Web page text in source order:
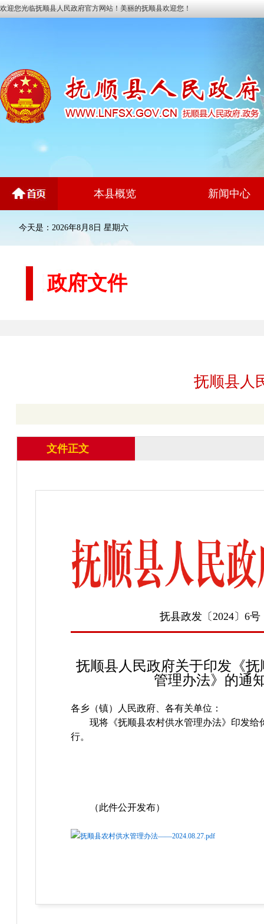
欢迎您光临抚顺县人民政府官方网站！美丽的抚顺县欢迎您！
本县概览 新闻中心
今天是：2026年8月8日 星期六
政府文件
抚顺县人
文件正文
抚县政发〔2024〕6号
抚顺县人民政府关于印发《
管理办法》的通
各乡（镇）人民政府、各有关单位：
现将《抚顺县农村供水管理办法》印发给
行。
（此件公开发布）
抚顺县农村供水管理办法——2024.08.27.pdf